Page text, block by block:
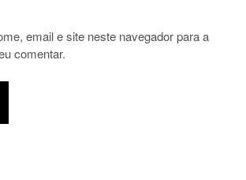
email e site neste navegador para a
comentar.